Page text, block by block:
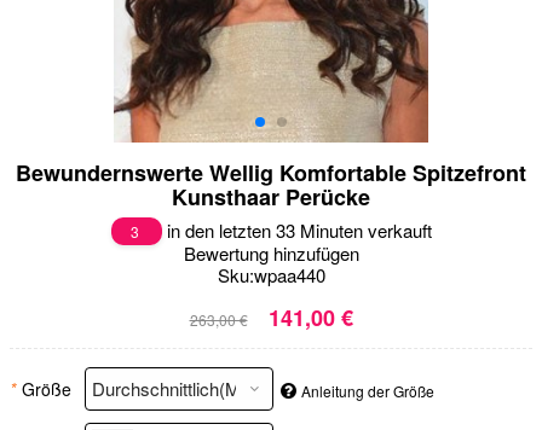
Bewundernswerte Wellig Komfortable Spitzefront
Kunsthaar Perücke
3
in den letzten 33 Minuten verkauft
Bewertung hinzufügen
Sku:wpaa440
263,00 € 141,00 €
* Größe Anleitung der Größe